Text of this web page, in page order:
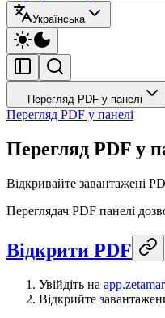
Українська
Перегляд PDF у панелі
Перегляд PDF у панелі
Перегляд PDF у
Відкривайте завантажені
Переглядач PDF панелі
Відкрити PDF
Увійдіть на
Відкрийте